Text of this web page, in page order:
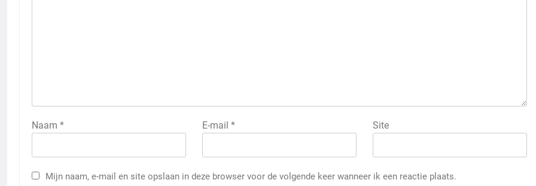
Naam * E-mail * Site
Mijn naam, e-mail en site opslaan in deze browser voor de volgende keer wanneer ik een reactie plaats.